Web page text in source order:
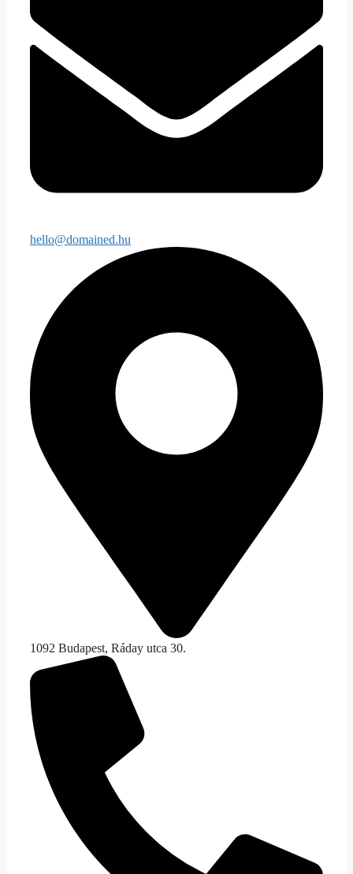
hello@domained.hu
1092 Budapest, Ráday utca 30.